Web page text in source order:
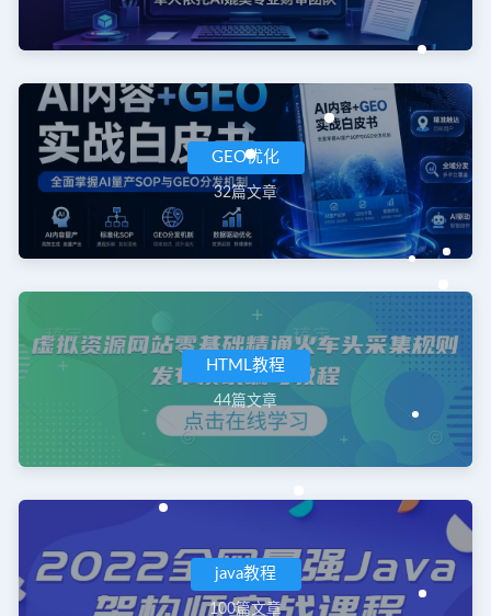
GEO优化
32篇文章
HTML教程
44篇文章
java教程
100篇文章